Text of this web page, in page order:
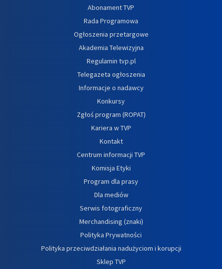
Abonament TVP
Rada Programowa
Ogłoszenia przetargowe
Akademia Telewizyjna
Regulamin tvp.pl
Telegazeta ogłoszenia
Informacje o nadawcy
Konkursy
Zgłoś program (ROPAT)
Kariera w TVP
Kontakt
Centrum informacji TVP
Komisja Etyki
Program dla prasy
Dla mediów
Serwis fotograficzny
Merchandising (znaki)
Polityka Prywatności
Polityka przeciwdziałania nadużyciom i korupcji
Sklep TVP